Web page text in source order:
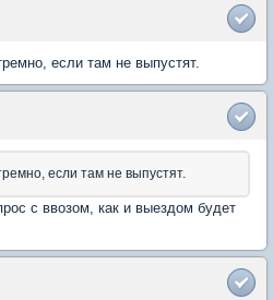
если там не выпустят.
если там не выпустят.
с ввозом, как и выездом будет